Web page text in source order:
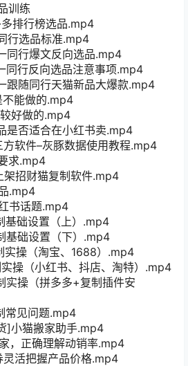
训练
多排行榜选品.mp4
行选品标准.mp4
同行爆文反向选品.mp4
同行反向选品注意事项.mp4
跟随同行天猫新品大爆款.mp4
能做的.mp4
好做的.mp4
是否适合在小红书卖.mp4
软件–灰豚数据使用教程.mp4
求.mp4
架招财猫复制软件.mp4
.mp4
书话题.mp4
基础设置（上）.mp4
基础设置（下）.mp4
实操（淘宝、1688）.mp4
实操（小红书、抖店、淘特）.mp4
实操（拼多多+复制插件安
常见问题.mp4
]小猫搬家助手.mp4
，正确理解动销率.mp4
活把握产品价格.mp4